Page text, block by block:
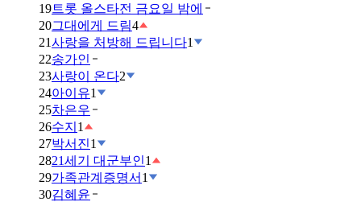
19트롯 올스타전 금요일 밤에
20그대에게 드림4
21사랑을 처방해 드립니다1
22송가인
23사랑이 온다2
24아이유1
25차은우
26수지 1
27박서진1
2821세기 대군부인1
29가족관계증명서 1
30김혜윤